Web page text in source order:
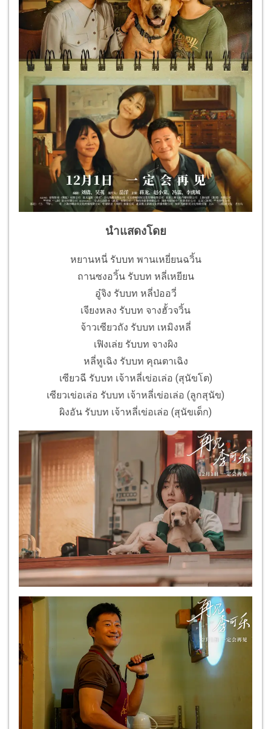
นำแสดงโดย
หยานหนี่ รับบท พานเหยี่ยนฉวิ้น
ถานซงอวิ้น รับบท หลี่เหยียน
อู๋จิง รับบท หลี่ป่ออวี่
เจียงหลง รับบท จางฮั้วจวิ้น
จ้าวเซียวถัง รับบท เหมิงหลี่
เฟิงเล่ย รับบท จางผิง
หลี่หูเฉิง รับบท คุณตาเฉิง
เซียวฉี รับบท เจ้าหลี่เข่อเล่อ (สุนัขโต)
เซียวเข่อเล่อ รับบท เจ้าหลี่เข่อเล่อ (ลูกสุนัข)
ผิงอัน รับบท เจ้าหลี่เข่อเล่อ (สุนัขเด็ก)